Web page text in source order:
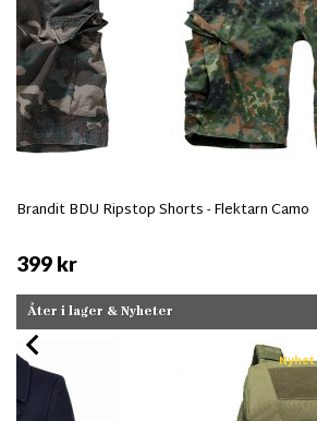
Brandit BDU Ripstop Shorts - Flektarn Camo
399 kr
Åter i lager & Nyheter
Nyhet